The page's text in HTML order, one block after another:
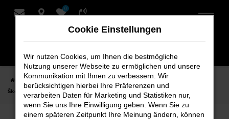
Zum
0
Startseite Rotenburg Škoda Škoda Kamiq
Finden Sie Ihren
Škoda Kamiq Gebrauchtwagen für Rotenburg bei Schmidt + Koch
Cookie Einstellungen
Wir nutzen Cookies, um Ihnen die bestmögliche
Nutzung unserer Webseite zu ermöglichen und unsere
Kommunikation mit Ihnen zu verbessern. Wir
berücksichtigen hierbei Ihre Präferenzen und
verarbeiten Daten für Marketing und Statistiken nur,
wenn Sie uns Ihre Einwilligung geben. Wenn Sie zu
einem späteren Zeitpunkt Ihre Meinung ändern, können